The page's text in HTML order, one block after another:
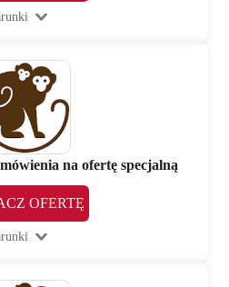
na ofertę specjalną
OFERTĘ